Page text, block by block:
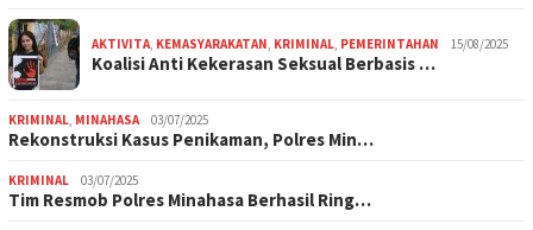
AKTIVITA KEMASYARAKATAN KRIMINAL PEMERINTAHAN 15/08/2025
Koalisi Anti Kekerasan Seksual Berbasis …
KRIMINAL MINAHASA 03/07/2025
Rekonstruksi Kasus Penikaman, Polres Min…
KRIMINAL 03/07/2025
Tim Resmob Polres Minahasa Berhasil Ring…